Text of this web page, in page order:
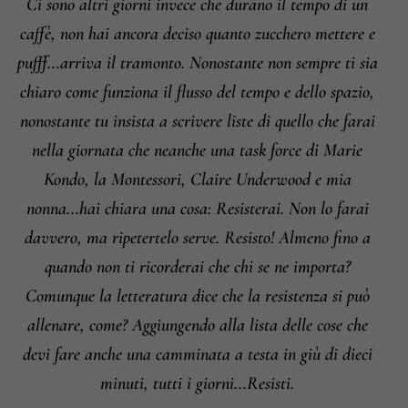
caffè, non hai ancora deciso quanto zucchero mettere e
pufff...arriva il tramonto. Nonostante non sempre ti sia
chiaro come funziona il flusso del tempo e dello spazio,
nonostante tu insista a scrivere liste di quello che farai
nella giornata che neanche una task force di Marie
Kondo, la Montessori, Claire Underwood e mia
nonna...hai chiara una cosa: Resisterai. Non lo farai
davvero, ma ripetertelo serve. Resisto! Almeno fino a
quando non ti ricorderai che chi se ne importa?
Comunque la letteratura dice che la resistenza si può
allenare, come? Aggiungendo alla lista delle cose che
devi fare anche una camminata a testa in giù di dieci
minuti, tutti i giorni...Resisti.